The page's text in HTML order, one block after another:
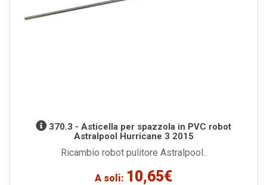
370.3 - Asticella per spazzola in PVC robot
Astralpool Hurricane 3 2015
Ricambio robot pulitore Astralpool..
A soli: 10,65€